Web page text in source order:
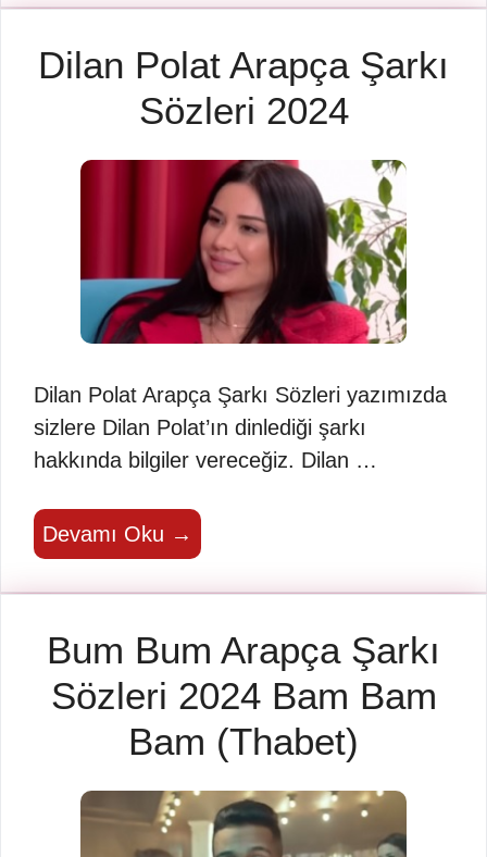
Dilan Polat Arapça Şarkı
Sözleri 2024
Dilan Polat Arapça Şarkı Sözleri yazımızda
sizlere Dilan Polat’ın dinlediği şarkı
hakkında bilgiler vereceğiz. Dilan …
Devamı Oku →
Bum Bum Arapça Şarkı
Sözleri 2024 Bam Bam
Bam (Thabet)